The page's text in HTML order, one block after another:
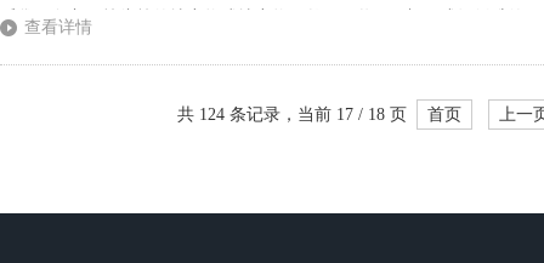
睡袋、冬衣、枕头等的填充物或填充物。然而，将PET加工成短纤维的
查看详情
共 124 条记录，当前 17 / 18 页 首页 上一